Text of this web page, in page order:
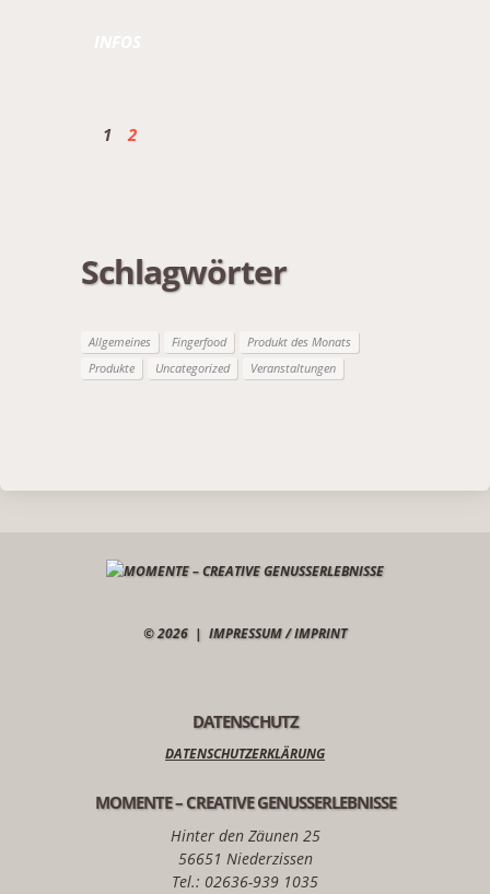
1 2
Schlagwörter
Allgemeines Fingerfood
Produkt des Monats
Produkte
Uncategorized Veranstaltungen
© 2026 | IMPRESSUM / IMPRINT
DATENSCHUTZ
DATENSCHUTZERKLÄRUNG
MOMENTE – CREATIVE GENUSSERLEBNISSE
Hinter den Zäunen 25
56651 Niederzissen
Tel.: 02636-939 1035